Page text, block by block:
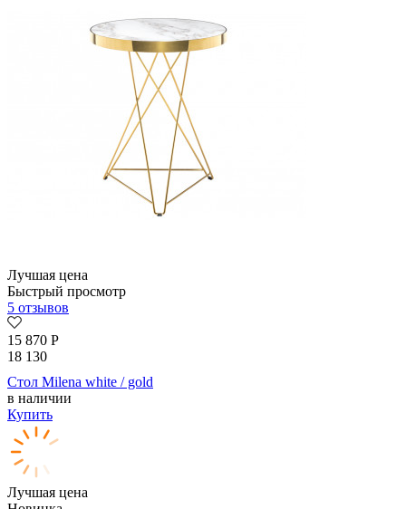
Лучшая цена
Быстрый просмотр
5 отзывов
15 870 Р
18 130
Стол Milena white / gold
в наличии
Купить
Лучшая цена